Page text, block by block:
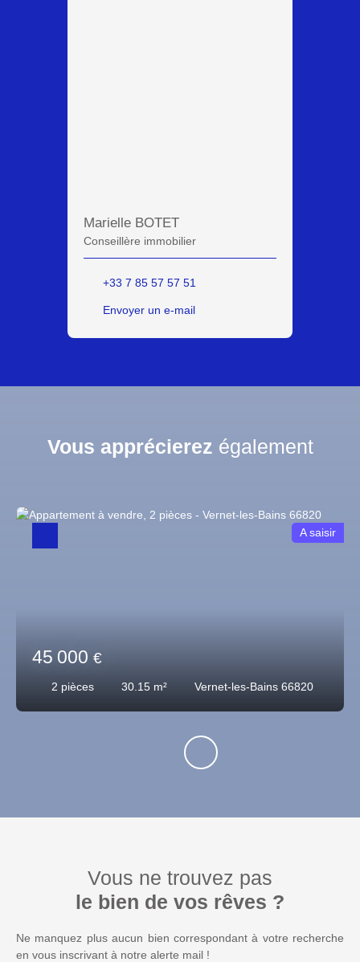
Marielle BOTET
Conseillère immobilier
+33 7 85 57 57 51
Envoyer un e-mail
Vous apprécierez également
45 000 €
2 pièces 30.15 m² Vernet-les-Bains 66820
A saisir
Vous ne trouvez pas
le bien de vos rêves ?
Ne manquez plus aucun bien correspondant à votre recherche
en vous inscrivant à notre alerte mail !